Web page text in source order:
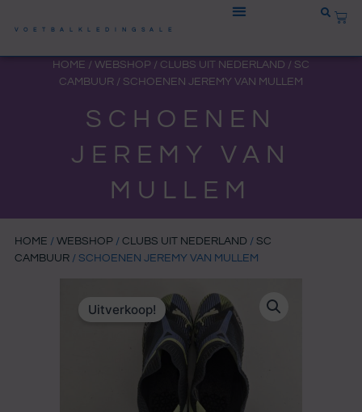
naar
de
VOETBALKLEDINGSALE
HOME / WEBSHOP / CLUBS UIT NEDERLAND / SC
CAMBUUR / SCHOENEN JEREMY VAN MULLEM
SCHOENEN
JEREMY VAN
MULLEM
HOME / WEBSHOP/ CLUBS UIT NEDERLAND / SC
CAMBUUR/ SCHOENEN JEREMY VAN MULLEM
Uitverkoop!